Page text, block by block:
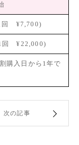
回 ¥7,700)
¥22,000)
購入日から1年で
次の記事